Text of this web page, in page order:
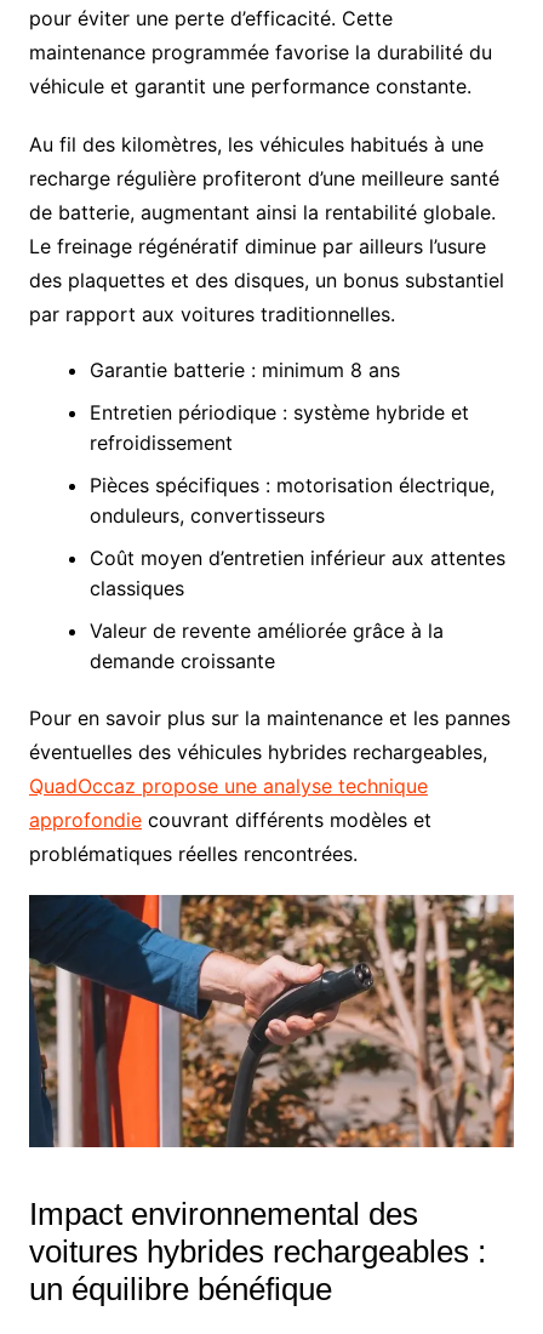
pour éviter une perte d’efficacité. Cette
maintenance programmée favorise la durabilité du
véhicule et garantit une performance constante.
Au fil des kilomètres, les véhicules habitués à une
recharge régulière profiteront d’une meilleure santé
de batterie, augmentant ainsi la rentabilité globale.
Le freinage régénératif diminue par ailleurs l’usure
des plaquettes et des disques, un bonus substantiel
par rapport aux voitures traditionnelles.
Garantie batterie : minimum 8 ans
Entretien périodique : système hybride et
refroidissement
Pièces spécifiques : motorisation électrique,
onduleurs, convertisseurs
Coût moyen d’entretien inférieur aux attentes
classiques
Valeur de revente améliorée grâce à la
demande croissante
Pour en savoir plus sur la maintenance et les pannes
éventuelles des véhicules hybrides rechargeables,
QuadOccaz propose une analyse technique
approfondiecouvrant différents modèles et
problématiques réelles rencontrées.
Impact environnemental des
voitures hybrides rechargeables :
un équilibre bénéfique